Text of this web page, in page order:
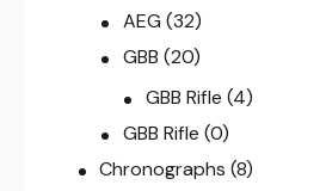
AEG (32)
GBB (20)
GBB Rifle (4)
GBB Rifle (0)
Chronographs (8)